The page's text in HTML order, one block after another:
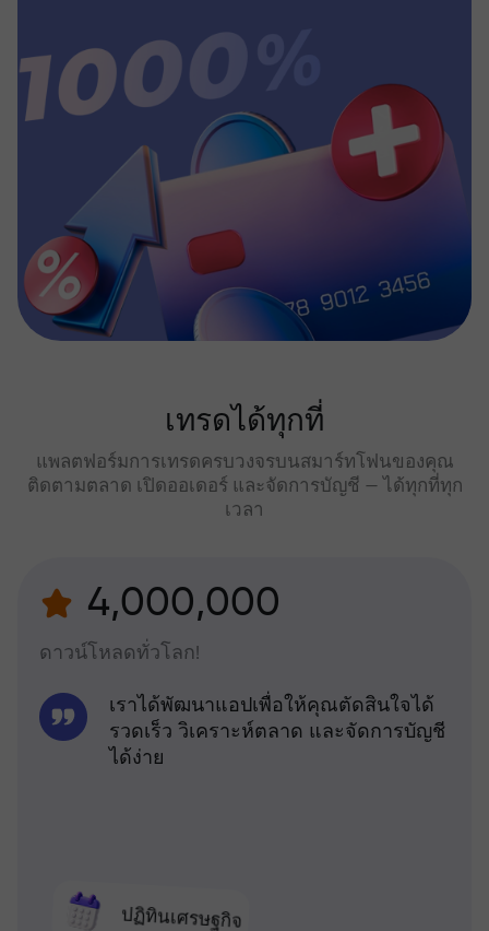
เทรดได้ทุกที่
แพลตฟอร์มการเทรดครบวงจรบนสมาร์ทโฟนของคุณ
ติดตามตลาด เปิดออเดอร์ และจัดการบัญชี — ได้ทุกที่ทุก
เวลา
4,000,000
ดาวน์โหลดทั่วโลก!
ปฏิทินเศรษฐกิจ
เราได้พัฒนาแอปเพื่อให้คุณตัดสินใจได้
รวดเร็ว วิเคราะห์ตลาด และจัดการบัญชี
ได้ง่าย